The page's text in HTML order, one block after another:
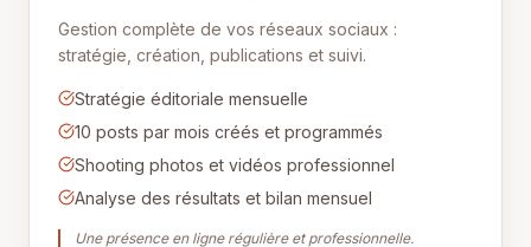
Gestion complète de vos réseaux sociaux :
stratégie, création, publications et suivi.
Stratégie éditoriale mensuelle
10 posts par mois créés et programmés
Shooting photos et vidéos professionnel
Analyse des résultats et bilan mensuel
Une présence en ligne régulière et professionnelle.